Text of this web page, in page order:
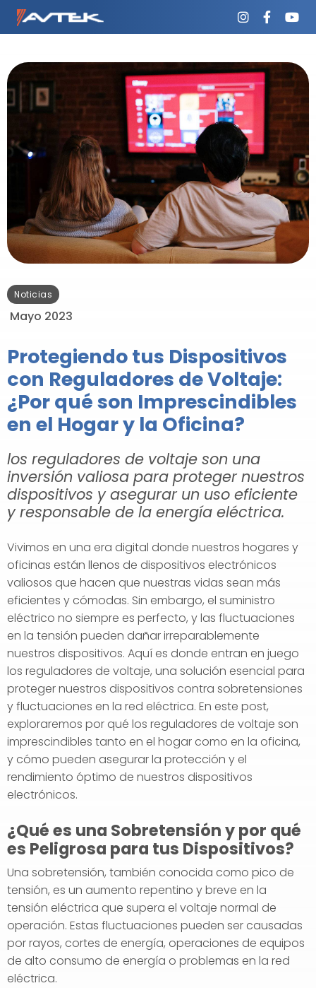
Noticias
Mayo 2023
Protegiendo tus Dispositivos
con Reguladores de Voltaje:
¿Por qué son Imprescindibles
en el Hogar y la Oficina?
los reguladores de voltaje son una
inversión valiosa para proteger nuestros
dispositivos y asegurar un uso eficiente
y responsable de la energía eléctrica.
Vivimos en una era digital donde nuestros hogares y
oficinas están llenos de dispositivos electrónicos
valiosos que hacen que nuestras vidas sean más
eficientes y cómodas. Sin embargo, el suministro
eléctrico no siempre es perfecto, y las fluctuaciones
en la tensión pueden dañar irreparablemente
nuestros dispositivos. Aquí es donde entran en juego
los reguladores de voltaje, una solución esencial para
proteger nuestros dispositivos contra sobretensiones
y fluctuaciones en la red eléctrica. En este post,
exploraremos por qué los reguladores de voltaje son
imprescindibles tanto en el hogar como en la oficina,
y cómo pueden asegurar la protección y el
rendimiento óptimo de nuestros dispositivos
electrónicos.
¿Qué es una Sobretensión y por qué
es Peligrosa para tus Dispositivos?
Una sobretensión, también conocida como pico de
tensión, es un aumento repentino y breve en la
tensión eléctrica que supera el voltaje normal de
operación. Estas fluctuaciones pueden ser causadas
por rayos, cortes de energía, operaciones de equipos
de alto consumo de energía o problemas en la red
eléctrica.